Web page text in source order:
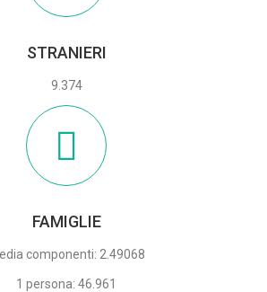
STRANIERI
9.374
FAMIGLIE
componenti: 2.49068
1 persona: 46.961